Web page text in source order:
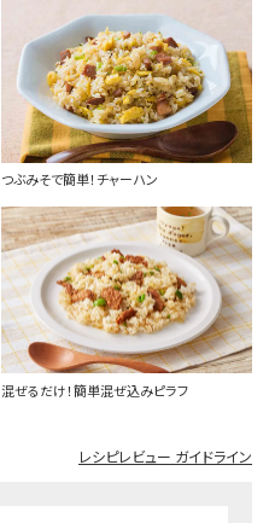
つぶみそで簡単！チャーハン
混ぜるだけ！簡単混ぜ込みピラフ
レシピレビュー ガイドライン